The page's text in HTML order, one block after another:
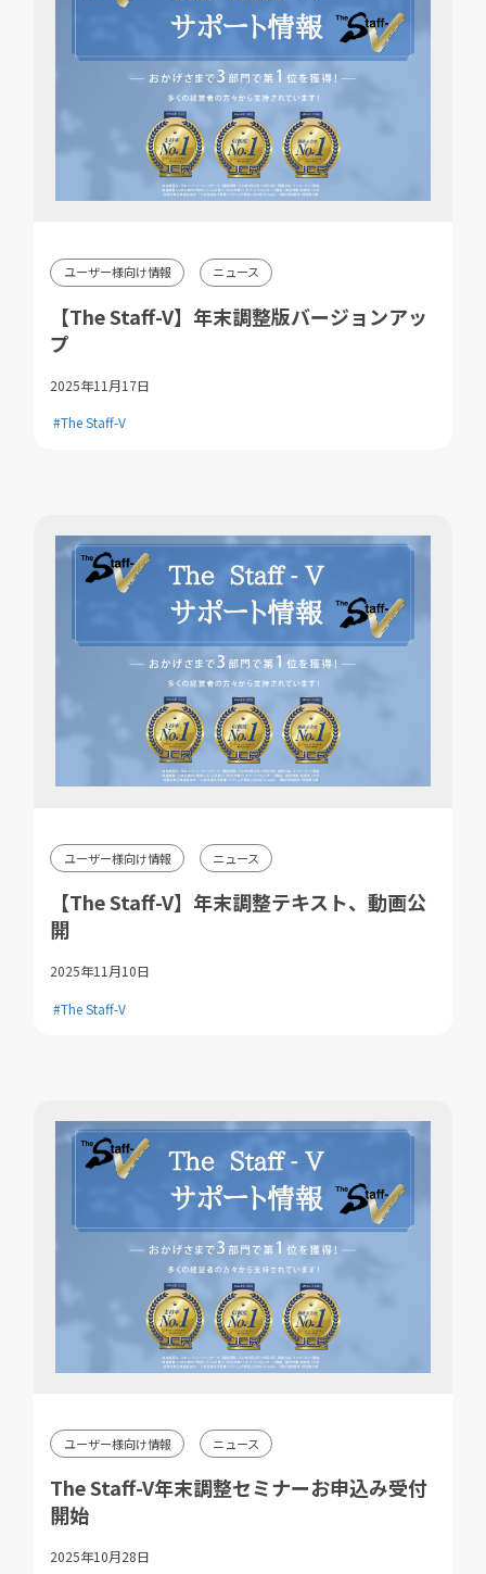
ユーザー様向け情報 ニュース
【The Staff-V】年末調整版バージョンアッ
プ
2025年11月17日
#The Staff-V
ユーザー様向け情報 ニュース
【The Staff-V】年末調整テキスト、動画公
開
2025年11月10日
#The Staff-V
ユーザー様向け情報 ニュース
The Staff-V年末調整セミナーお申込み受付
開始
2025年10月28日